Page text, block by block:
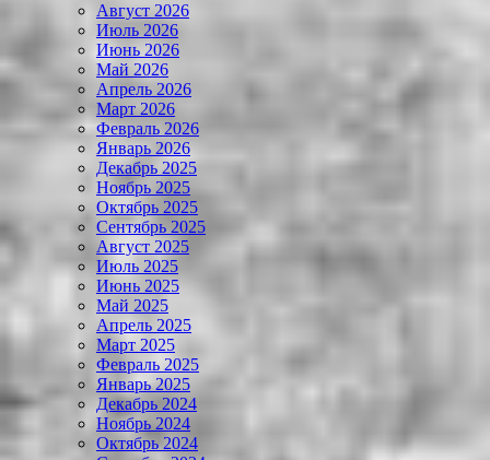
Август 2026
Июль 2026
Июнь 2026
Май 2026
Апрель 2026
Март 2026
Февраль 2026
Январь 2026
Декабрь 2025
Ноябрь 2025
Октябрь 2025
Сентябрь 2025
Август 2025
Июль 2025
Июнь 2025
Май 2025
Апрель 2025
Март 2025
Февраль 2025
Январь 2025
Декабрь 2024
Ноябрь 2024
Октябрь 2024